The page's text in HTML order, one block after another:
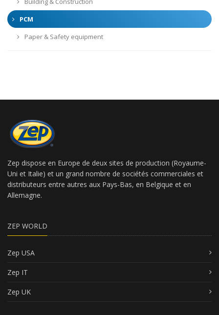
PCM
Paper & Safety equipment
Zep dispose en Europe de deux sites de production (Royaume-
Uni et Italie) et un grand nombre de sociétés commerciales et
distributeurs entre autres aux Pays-Bas, en Belgique et en
Allemagne.
ZEP WORLD
Zep USA
Zep IT
Zep UK